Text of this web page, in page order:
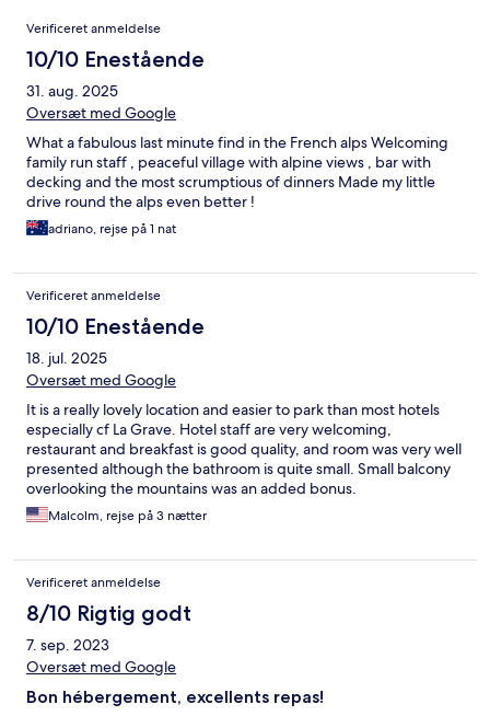
Anmeldelser
Verificeret anmeldelse
10/10 Enestående
31. aug. 2025
Oversæt med Google
What a fabulous last minute find in the French alps Welcoming
family run staff , peaceful village with alpine views , bar with
decking and the most scrumptious of dinners Made my little
drive round the alps even better !
adriano, rejse på 1 nat
Verificeret anmeldelse
10/10 Enestående
18. jul. 2025
Oversæt med Google
It is a really lovely location and easier to park than most hotels
especially cf La Grave. Hotel staff are very welcoming,
restaurant and breakfast is good quality, and room was very well
presented although the bathroom is quite small. Small balcony
overlooking the mountains was an added bonus.
Malcolm, rejse på 3 nætter
Verificeret anmeldelse
8/10 Rigtig godt
7. sep. 2023
Oversæt med Google
Bon hébergement, excellents repas!